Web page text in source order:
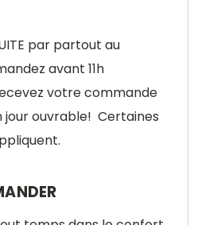
par partout au
avant 11h
votre commande
jour ouvrable! Certaines